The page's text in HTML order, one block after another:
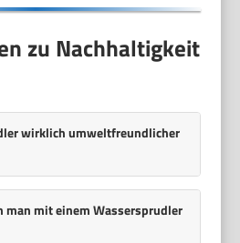
zu Nachhaltigkeit
wirklich umweltfreundlicher
man mit einem Wassersprudler